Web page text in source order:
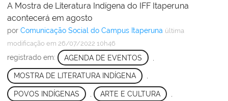
A Mostra de Literatura Indígena do IFF Itaperuna
acontecerá em agosto
por Comunicação Social do Campus Itaperuna última
modificação em 26/07/2022 10h46
registrado em: AGENDA DE EVENTOS
MOSTRA DE LITERATURA INDÍGENA ,
POVOS INDÍGENAS ARTE E CULTURA